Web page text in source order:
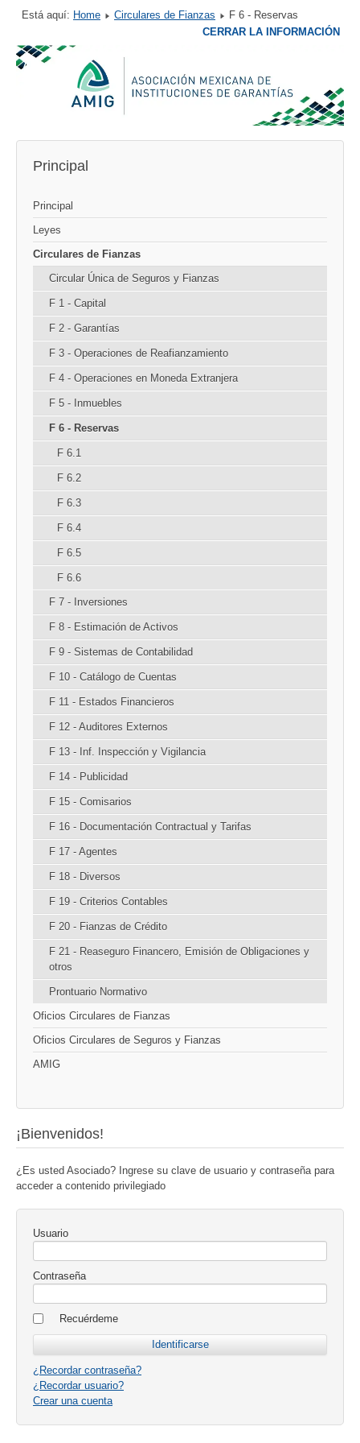
Está aquí: Home Circulares de Fianzas F 6 - Reservas
Principal
Principal
Leyes
Circulares de Fianzas
Circular Única de Seguros y Fianzas
F 1 - Capital
F 2 - Garantías
F 3 - Operaciones de Reafianzamiento
F 4 - Operaciones en Moneda Extranjera
F 5 - Inmuebles
F 6 - Reservas
F 6.1
F 6.2
F 6.3
F 6.4
F 6.5
F 6.6
F 7 - Inversiones
F 8 - Estimación de Activos
F 9 - Sistemas de Contabilidad
F 10 - Catálogo de Cuentas
F 11 - Estados Financieros
F 12 - Auditores Externos
F 13 - Inf. Inspección y Vigilancia
F 14 - Publicidad
F 15 - Comisarios
F 16 - Documentación Contractual y Tarifas
F 17 - Agentes
F 18 - Diversos
F 19 - Criterios Contables
F 20 - Fianzas de Crédito
F 21 - Reaseguro Financero, Emisión de Obligaciones y
otros
Prontuario Normativo
Oficios Circulares de Fianzas
Oficios Circulares de Seguros y Fianzas
AMIG
¡Bienvenidos!
¿Es usted Asociado? Ingrese su clave de usuario y contraseña para
acceder a contenido privilegiado
Usuario
Contraseña
Recuérdeme
¿Recordar contraseña?
¿Recordar usuario?
Crear una cuenta
CERRAR LA INFORMACIÓN